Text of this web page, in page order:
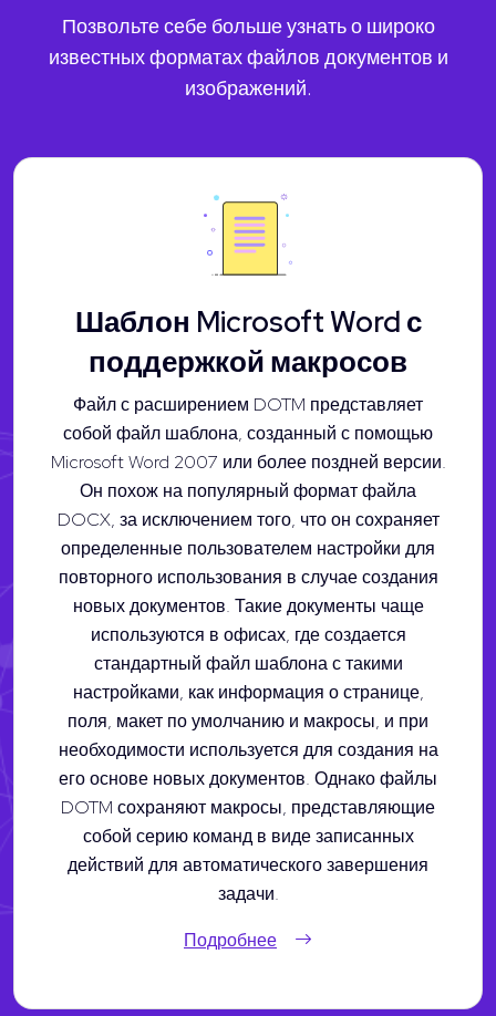
Позвольте себе больше узнать о широко
известных форматах файлов документов и
изображений.
Шаблон Microsoft Word с
поддержкой макросов
Файл с расширением DOTM представляет
собой файл шаблона, созданный с помощью
Microsoft Word 2007 или более поздней версии.
Он похож на популярный формат файла
DOCX, за исключением того, что он сохраняет
определенные пользователем настройки для
повторного использования в случае создания
новых документов. Такие документы чаще
используются в офисах, где создается
стандартный файл шаблона с такими
настройками, как информация о странице,
поля, макет по умолчанию и макросы, и при
необходимости используется для создания на
его основе новых документов. Однако файлы
DOTM сохраняют макросы, представляющие
собой серию команд в виде записанных
действий для автоматического завершения
задачи.
Подробнее